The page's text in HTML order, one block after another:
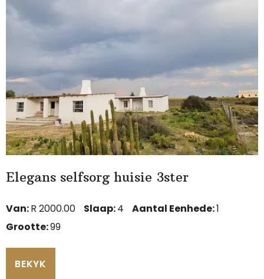
Elegans selfsorg huisie 3ster
Van:R 2000.00 Slaap:4 Aantal Eenhede:1
Grootte:99
BEKYK